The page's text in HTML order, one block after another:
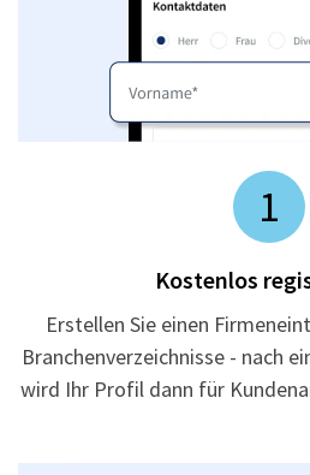
1
Kostenlos
Erstellen Sie einen
Branchenverzeichnisse - nach
wird Ihr Profil dann für